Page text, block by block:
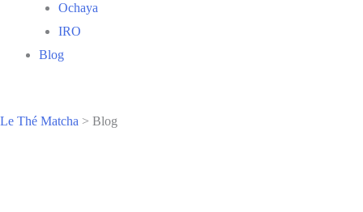
Ochaya
IRO
Blog
Le Thé Matcha > Blog